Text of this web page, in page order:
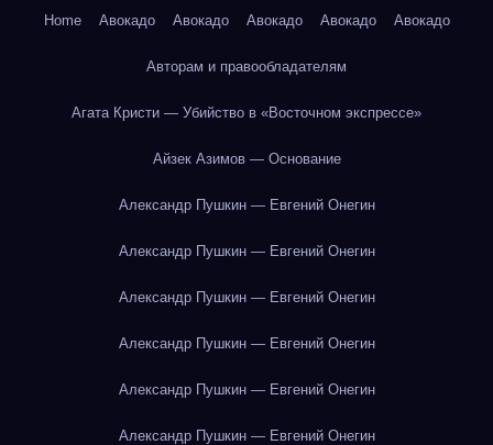
Home Авокадо Авокадо Авокадо Авокадо Авокадо
Авторам и правообладателям
Агата Кристи — Убийство в «Восточном экспрессе»
Айзек Азимов — Основание
Александр Пушкин — Евгений Онегин
Александр Пушкин — Евгений Онегин
Александр Пушкин — Евгений Онегин
Александр Пушкин — Евгений Онегин
Александр Пушкин — Евгений Онегин
Александр Пушкин — Евгений Онегин